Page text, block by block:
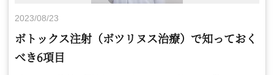
2023/08/23
ボトックス注射（ボツリヌス治療）で知っておく
べき6項目